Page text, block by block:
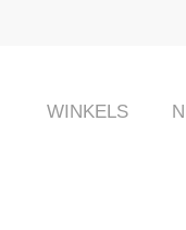
WINKELS